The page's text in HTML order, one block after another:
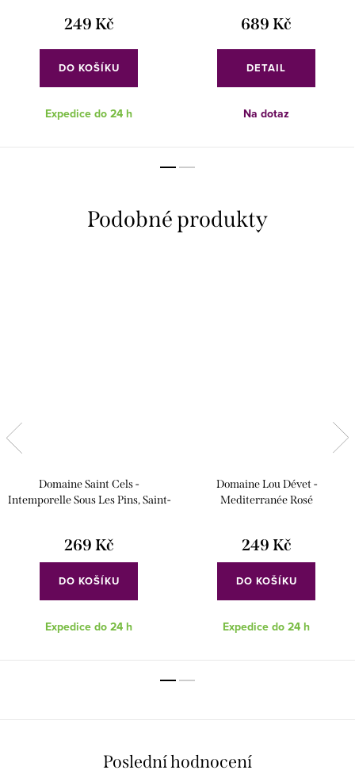
249 Kč
DO KOŠÍKU
Expedice do 24 h
689 Kč
DETAIL
Na dotaz
Domaine Saint Cels -
Intemporelle Sous Les Pins, Saint-
269 Kč
DO KOŠÍKU
Expedice do 24 h
Domaine Lou Dévet -
Mediterranée Rosé
249 Kč
DO KOŠÍKU
Expedice do 24 h
Poslední hodnocení